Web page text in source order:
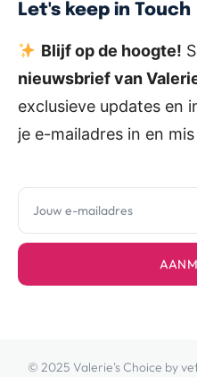
Let's keep in Touch
Blijf op de hoogte!
nieuwsbrief van
exclusieve updates en
je e-mailadres in en
© 2025 Valerie's Choice by